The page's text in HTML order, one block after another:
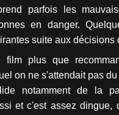
parfois les
en danger.
suite aux décisions
plus que
on ne s'attendait pas du
notamment de la
et c'est assez dingue,